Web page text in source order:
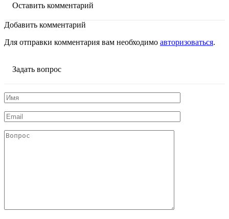
Оставить комментарий
Добавить комментарий
Для отправки комментария вам необходимо авторизоваться.
Задать вопрос